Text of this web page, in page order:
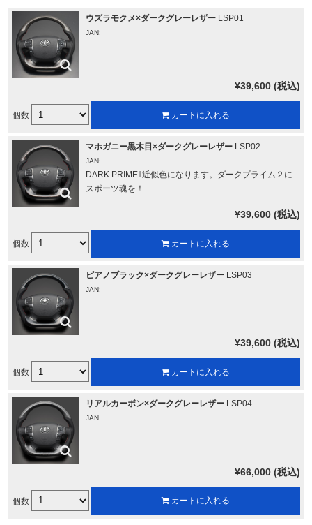
ウズラモクメ×ダークグレーレザーLSP01
JAN:
¥39,600 (税込)
個数 カートに入れる
マホガニー黒木目×ダークグレーレザーLSP02
JAN:
DARK PRIMEⅡ近似色になります。ダークプライム２に
スポーツ魂を！
¥39,600 (税込)
個数 カートに入れる
ピアノブラック×ダークグレーレザーLSP03
JAN:
¥39,600 (税込)
個数 カートに入れる
リアルカーボン×ダークグレーレザーLSP04
JAN:
¥66,000 (税込)
個数 カートに入れる